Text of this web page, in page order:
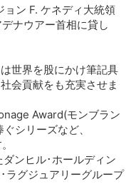
ン F. ケネディ大統領
ナウアー首相に貸し
世界を股にかけ筆記具
会貢献をも充実させま
Award(モンブラン
シリーズなど、
ンヒル･ホールディン
ラグジュアリーグループ